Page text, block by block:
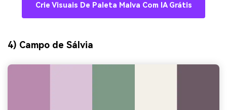
Crie Visuais De Paleta Malva Com IA Grátis
4) Campo de Sálvia